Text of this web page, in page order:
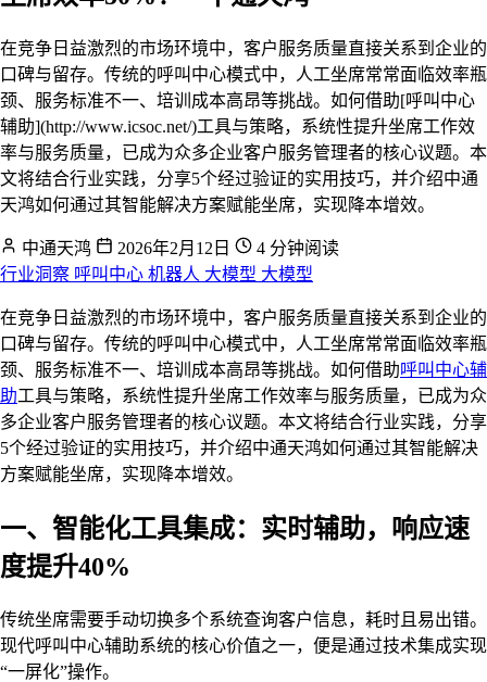
在竞争日益激烈的市场环境中，客户服务质量直接关系到企业的
口碑与留存。传统的呼叫中心模式中，人工坐席常常面临效率瓶
颈、服务标准不一、培训成本高昂等挑战。如何借助[呼叫中心
辅助](http://www.icsoc.net/)工具与策略，系统性提升坐席工作效
率与服务质量，已成为众多企业客户服务管理者的核心议题。本
文将结合行业实践，分享5个经过验证的实用技巧，并介绍中通
天鸿如何通过其智能解决方案赋能坐席，实现降本增效。
中通天鸿 2026年2月12日
4 分钟阅读
行业洞察 呼叫中心 机器人 大模型 大模型
在竞争日益激烈的市场环境中，客户服务质量直接关系到企业的
口碑与留存。传统的呼叫中心模式中，人工坐席常常面临效率瓶
颈、服务标准不一、培训成本高昂等挑战。如何借助呼叫中心辅
助工具与策略，系统性提升坐席工作效率与服务质量，已成为众
多企业客户服务管理者的核心议题。本文将结合行业实践，分享
5个经过验证的实用技巧，并介绍中通天鸿如何通过其智能解决
方案赋能坐席，实现降本增效。
一、智能化工具集成：实时辅助，响应速
度提升40%
传统坐席需要手动切换多个系统查询客户信息，耗时且易出错。
现代呼叫中心辅助系统的核心价值之一，便是通过技术集成实现
“一屏化”操作。